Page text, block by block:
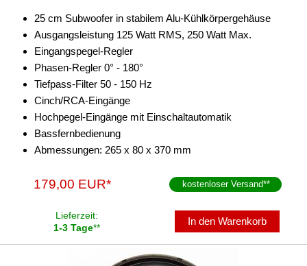
25 cm Subwoofer in stabilem Alu-Kühlkörpergehäuse
Ausgangsleistung 125 Watt RMS, 250 Watt Max.
Eingangspegel-Regler
Phasen-Regler 0° - 180°
Tiefpass-Filter 50 - 150 Hz
Cinch/RCA-Eingänge
Hochpegel-Eingänge mit Einschaltautomatik
Bassfernbedienung
Abmessungen: 265 x 80 x 370 mm
179,00 EUR* kostenloser Versand**
Lieferzeit:
1-3 Tage**
In den Warenkorb